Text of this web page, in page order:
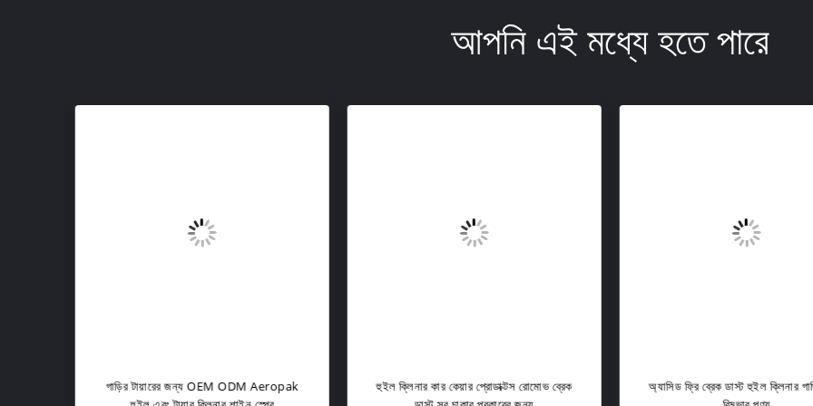
আপনি এই মধ্যে হতে পারে
গাড়ির টায়ারের জন্য OEM ODM Aeropak
হুইল ক্লিনার কার কেয়ার প্রোডাক্টস রোমোভ ব্রেক
অ্যাসিড ফ্রি ব্রেক ডাস্ট হুইল ক্লিনার